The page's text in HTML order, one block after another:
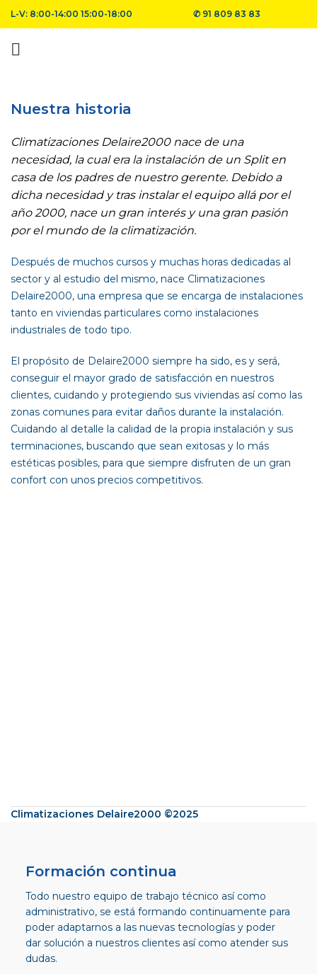
L-V: 8:00-14:00 15:00-18:00 ✆91 809 83 83
Nuestra historia
Climatizaciones Delaire2000 nace de una
necesidad, la cual era la instalación de un Split en
casa de los padres de nuestro gerente. Debido a
dicha necesidad y tras instalar el equipo allá por el
año 2000, nace un gran interés y una gran pasión
por el mundo de la climatización.
Después de muchos cursos y muchas horas dedicadas al
sector y al estudio del mismo, nace Climatizaciones
Delaire2000, una empresa que se encarga de instalaciones
tanto en viviendas particulares como instalaciones
industriales de todo tipo.
El propósito de Delaire2000 siempre ha sido, es y será,
conseguir el mayor grado de satisfacción en nuestros
clientes, cuidando y protegiendo sus viviendas así como las
zonas comunes para evitar daños durante la instalación.
Cuidando al detalle la calidad de la propia instalación y sus
terminaciones, buscando que sean exitosas y lo más
estéticas posibles, para que siempre disfruten de un gran
confort con unos precios competitivos.
Climatizaciones Delaire2000 ©2025
Formación continua
Todo nuestro equipo de trabajo técnico así como
administrativo, se está formando continuamente para
poder adaptarnos a las nuevas tecnologías y poder
dar solución a nuestros clientes así como atender sus
dudas.